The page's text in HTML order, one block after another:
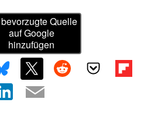
Quelle
auf Google
hinzufügen